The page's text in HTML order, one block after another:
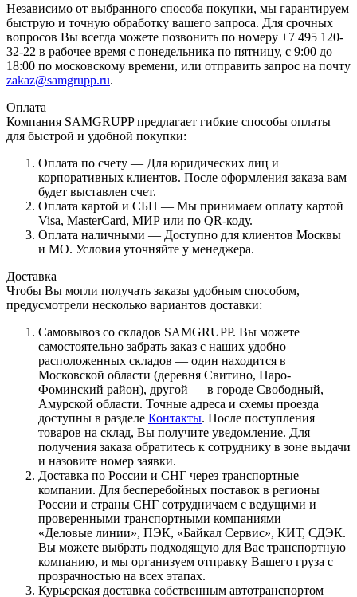
Независимо от выбранного способа покупки, мы гарантируем
быструю и точную обработку вашего запроса. Для срочных
вопросов Вы всегда можете позвонить по номеру +7 495 120-
32-22 в рабочее время с понедельника по пятницу, с 9:00 до
18:00 по московскому времени, или отправить запрос на почту
zakaz@samgrupp.ru.
Оплата
Компания SAMGRUPP предлагает гибкие способы оплаты
для быстрой и удобной покупки:
Оплата по счету — Для юридических лиц и
корпоративных клиентов. После оформления заказа вам
будет выставлен счет.
Оплата картой и СБП — Мы принимаем оплату картой
Visa, MasterCard, МИР или по QR-коду.
Оплата наличными — Доступно для клиентов Москвы
и МО. Условия уточняйте у менеджера.
Доставка
Чтобы Вы могли получать заказы удобным способом,
предусмотрели несколько вариантов доставки:
Самовывоз со складов SAMGRUPP. Вы можете
самостоятельно забрать заказ с наших удобно
расположенных складов — один находится в
Московской области (деревня Свитино, Наро-
Фоминский район), другой — в городе Свободный,
Амурской области. Точные адреса и схемы проезда
доступны в разделе Контакты. После поступления
товаров на склад, Вы получите уведомление. Для
получения заказа обратитесь к сотруднику в зоне выдачи
и назовите номер заявки.
Доставка по России и СНГ через транспортные
компании. Для бесперебойных поставок в регионы
России и страны СНГ сотрудничаем с ведущими и
проверенными транспортными компаниями —
«Деловые линии», ПЭК, «Байкал Сервис», КИТ, СДЭК.
Вы можете выбрать подходящую для Вас транспортную
компанию, и мы организуем отправку Вашего груза с
прозрачностью на всех этапах.
Курьерская доставка собственным автотранспортом